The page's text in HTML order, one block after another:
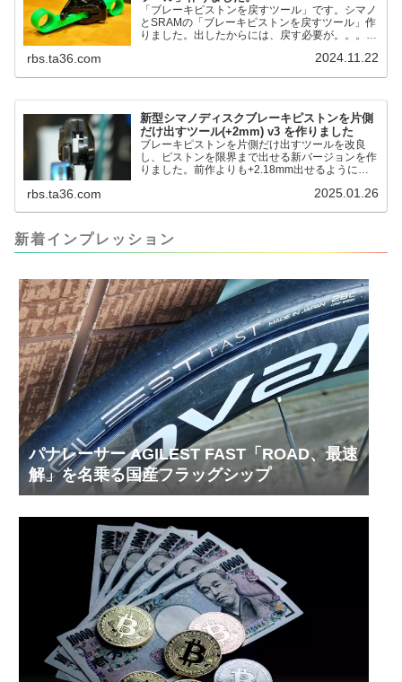
「ブレーキピストンを戻すツール」です。シマノ
とSRAMの「ブレーキピストンを戻すツール」作
りました。出したからには、戻す必要が。。。で
だと。。。▶「ブレーキピストンを戻すツール」
るのかというと、出ているピス...
rbs.ta36.com 2024.11.22
新型シマノディスクブレーキピストンを片側
だけ出すツール(+2mm) v3 を作りました
ブレーキピストンを片側だけ出すツールを改良
し、ピストンを限界まで出せる新バージョンを作
りました。前作よりも+2.18mm出せるようにな
って、オイル漏れするまで試しました。最も安全
ましたが、ギリギリまで攻めてますのでピストン
内部の汚れをさらに掃除できると思います。前作
rbs.ta36.com 2025.01.26
新着インプレッション
パナレーサー AGILEST FAST「ROAD、最速
解」を名乗る国産フラッグシップ